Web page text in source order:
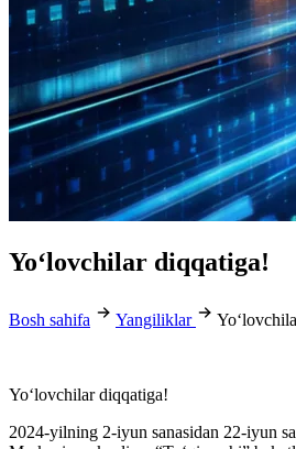
Yo‘lovchilar diqqatiga!
Bosh sahifa Yangiliklar
Yo‘lovchilar diqqatiga!
2024-yilning 2-iyun sanasidan 22-iyun